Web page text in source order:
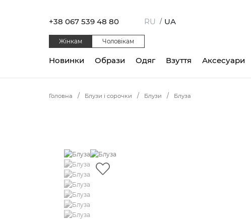
+38 067 539 48 80 RU / UA
Жінкам Чоловікам
Одяг Взуття Аксесуари
Новинки Образи
Головна Блузи і сорочки Блузи Блуза